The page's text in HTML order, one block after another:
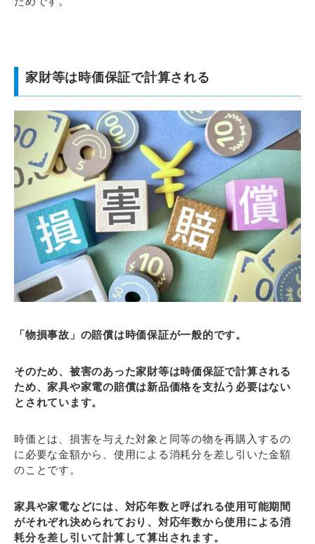
家財等は時価保証で計算される
「物損事故」の賠償は時価保証が一般的です。
そのため、被害のあった家財等は時価保証で計算される
ため、家具や家電の賠償は新品価格を支払う必要はない
とされています。
時価とは、損害を与えた対象と同等の物を再購入するの
に必要な金額から、使用による消耗分を差し引いた金額
のことです。
家具や家電などには、対応年数と呼ばれる使用可能期間
がそれぞれ決められており、対応年数から使用による消
耗分を差し引いて計算して算出されます。